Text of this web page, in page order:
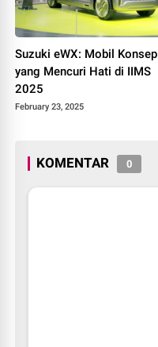
Suzuki eWX: Mobil Konsep
yang Mencuri Hati di IIMS
2025
February 23, 2025
KOMENTAR 0